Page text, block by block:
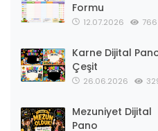
Formu
12.07.2026 766
Karne Dijital
Çeşit
26.06.2026
Mezuniyet Dijital
Pano